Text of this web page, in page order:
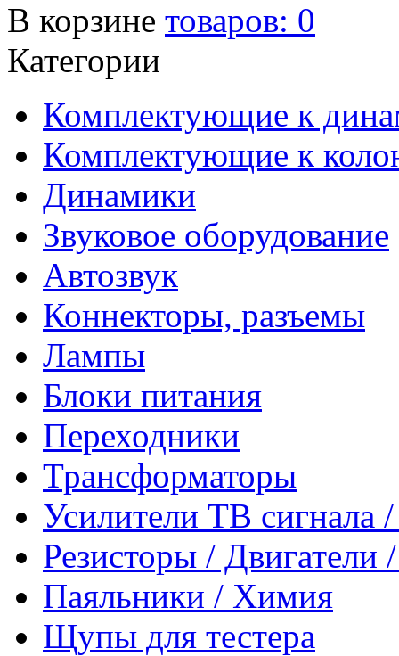
В корзине товаров: 0
Категории
Комплектующие к
Комплектующие к
Динамики
Звуковое оборудование
Автозвук
Коннекторы, разъемы
Лампы
Блоки питания
Переходники
Трансформаторы
Усилители ТВ сигнала
Резисторы /
Паяльники / Химия
Щупы для тестера